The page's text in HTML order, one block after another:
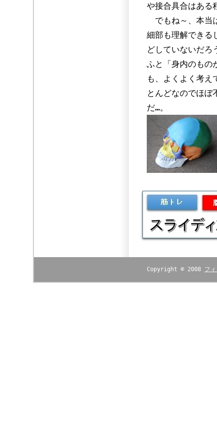
や接合具合はある
でもね～、本当
細部も理解できる
どしていないだろ
ふと「身内のもの
も、よくよく考え
とんどなのでほぼ
だ…。
Copyright © 2008 フ